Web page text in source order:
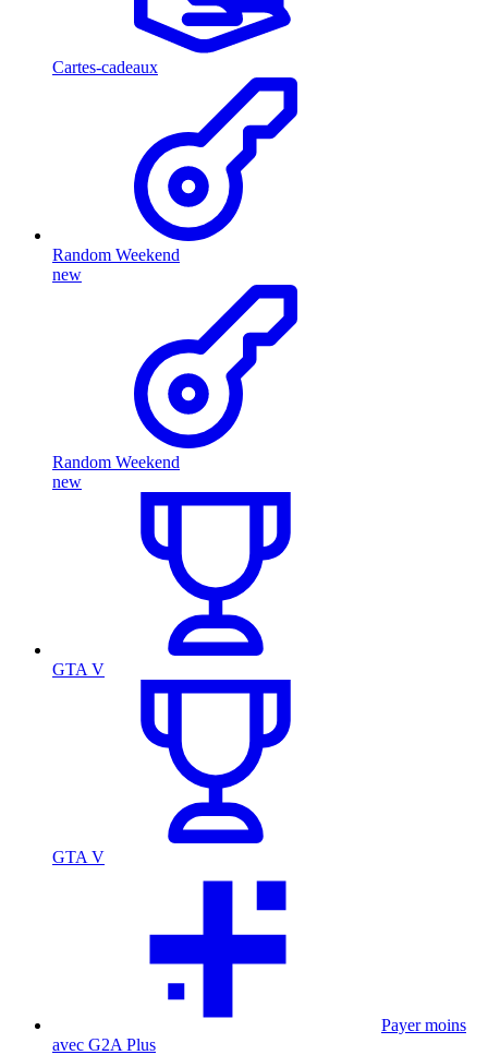
Cartes-cadeaux
Random Weekend
new
Random Weekend
new
GTA V
GTA V
Payer moins
avec G2A Plus